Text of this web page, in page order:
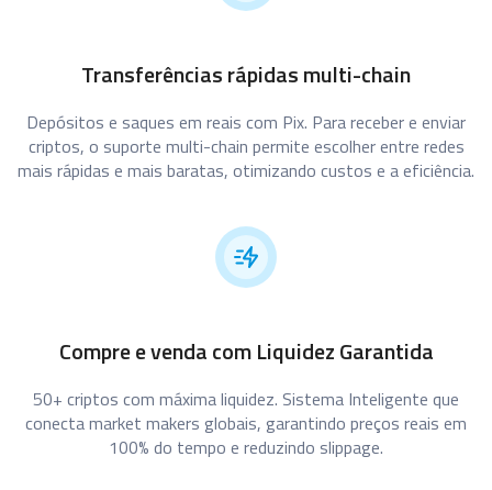
Transferências rápidas multi-chain
Depósitos e saques em reais com Pix. Para receber e enviar
criptos, o suporte multi-chain permite escolher entre redes
mais rápidas e mais baratas, otimizando custos e a eficiência.
Compre e venda com Liquidez Garantida
50+ criptos com máxima liquidez. Sistema Inteligente que
conecta market makers globais, garantindo preços reais em
100% do tempo e reduzindo slippage.